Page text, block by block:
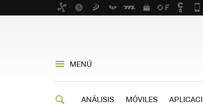
MENÚ
ANÁLISIS MÓVILES